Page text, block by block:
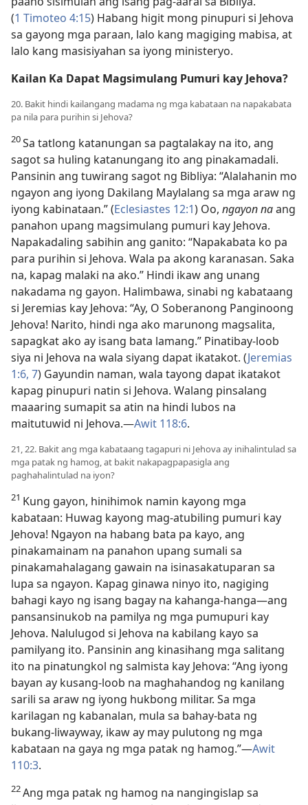
(1 Timoteo 4:15) Habang higit mong pinupuri si Jehova
sa gayong mga paraan, lalo kang magiging mabisa, at
lalo kang masisiyahan sa iyong ministeryo.
Kailan Ka Dapat Magsimulang Pumuri kay Jehova?
20. Bakit hindi kailangang madama ng mga kabataan na napakabata
pa nila para purihin si Jehova?
20Sa tatlong katanungan sa pagtalakay na ito, ang
sagot sa huling katanungang ito ang pinakamadali.
Pansinin ang tuwirang sagot ng Bibliya: “Alalahanin mo
ngayon ang iyong Dakilang Maylalang sa mga araw ng
iyong kabinataan.” (Eclesiastes 12:1) Oo, ngayon naang
panahon upang magsimulang pumuri kay Jehova.
Napakadaling sabihin ang ganito: “Napakabata ko pa
para purihin si Jehova. Wala pa akong karanasan. Saka
na, kapag malaki na ako.” Hindi ikaw ang unang
nakadama ng gayon. Halimbawa, sinabi ng kabataang
si Jeremias kay Jehova: “Ay, O Soberanong Panginoong
Jehova! Narito, hindi nga ako marunong magsalita,
sapagkat ako ay isang bata lamang.” Pinatibay-loob
siya ni Jehova na wala siyang dapat ikatakot. (Jeremias
1:6, 7) Gayundin naman, wala tayong dapat ikatakot
kapag pinupuri natin si Jehova. Walang pinsalang
maaaring sumapit sa atin na hindi lubos na
maitutuwid ni Jehova.​—Awit 118:6.
21, 22. Bakit ang mga kabataang tagapuri ni Jehova ay inihalintulad sa
mga patak ng hamog, at bakit nakapagpapasigla ang
paghahalintulad na iyon?
21 Kung gayon, hinihimok namin kayong mga
kabataan: Huwag kayong mag-atubiling pumuri kay
Jehova! Ngayon na habang bata pa kayo, ang
pinakamainam na panahon upang sumali sa
pinakamahalagang gawain na isinasakatuparan sa
lupa sa ngayon. Kapag ginawa ninyo ito, nagiging
bahagi kayo ng isang bagay na kahanga-hanga​—ang
pansansinukob na pamilya ng mga pumupuri kay
Jehova. Nalulugod si Jehova na kabilang kayo sa
pamilyang ito. Pansinin ang kinasihang mga salitang
ito na pinatungkol ng salmista kay Jehova: “Ang iyong
bayan ay kusang-loob na maghahandog ng kanilang
sarili sa araw ng iyong hukbong militar. Sa mga
karilagan ng kabanalan, mula sa bahay-bata ng
bukang-liwayway, ikaw ay may pulutong ng mga
kabataan na gaya ng mga patak ng hamog.”​—Awit
110:3.
22Ang mga patak ng hamog na nangingislap sa